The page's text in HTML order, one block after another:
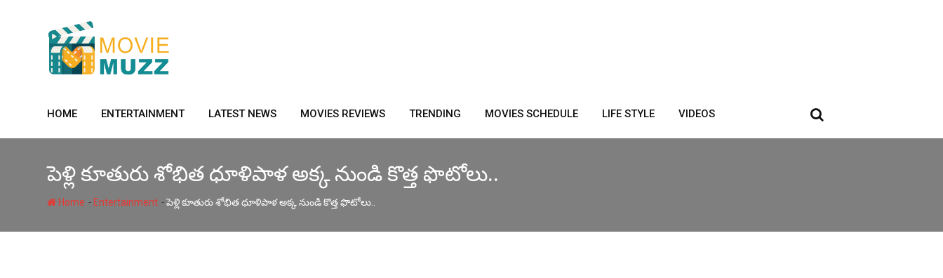
HOME ENTERTAINMENT LATEST NEWS MOVIES REVIEWS TRENDING MOVIES SCHEDULE LIFE STYLE VIDEOS
పెళ్లి కూతురు శోభిత ధూళిపాళ అక్క నుండి కొత్త ఫొటోలు..
Home - Entertainment -పెళ్లి కూతురు శోభిత ధూళిపాళ అక్క నుండి కొత్త ఫొటోలు..